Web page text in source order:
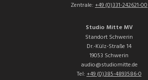
Zentrale: +49 (0)331-242621-00
Studio Mitte MV
Standort Schwerin
Dr.-Külz-Straße 14
19053 Schwerin
audio@studiomitte.de
Tel:+49 (0)385-4893586-0